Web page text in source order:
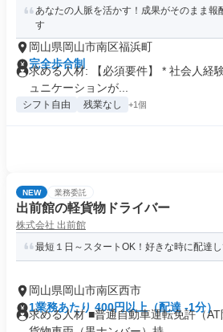
あなたの人脈を活かす！成果がそのまま報
す
岡山県岡山市南区福浜町
完全歩合制
求める人材: 【必須要件】 * 社会人経
ュニケーションが...
シフト自由 残業なし +1個
NEW 業務委託
出前館の軽貨物ドライバー
株式会社 出前館
最短１日～スタートOK！好きな時に配達
岡山県岡山市南区西市
1業務あたり 400円以上（配達 -1分）
求める人材 ■普通自動車運転免許（